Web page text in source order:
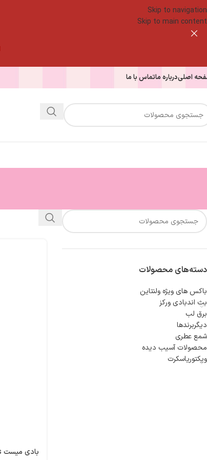
Skip to navigation
Skip to main content
اصلیدرباره ماتماس با ما
دسته‌های محصولات
باکس های ویژه ولنتاین
بث اندبادی ورکز
برق لب
دیگربرندها
شمع عطری
محصولات آسیب دیده
ویکتوریاسکرت
بادی میست in the stars